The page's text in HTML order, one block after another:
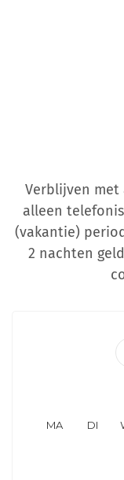
Verblijven met
alleen
(vakantie)
2 nachten
MA DI